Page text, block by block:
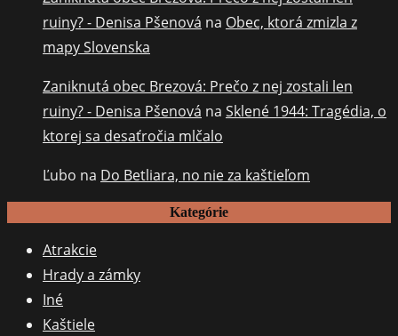
ruiny? - Denisa Pšenová na Obec, ktorá zmizla z
mapy Slovenska
Zaniknutá obec Brezová: Prečo z nej zostali len
ruiny? - Denisa Pšenová na Sklené 1944: Tragédia, o
ktorej sa desaťročia mlčalo
Ľubo na Do Betliara, no nie za kaštieľom
Kategórie
Atrakcie
Hrady a zámky
Iné
Kaštiele